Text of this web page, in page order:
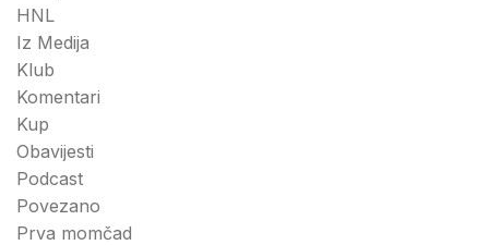
HNL
Iz Medija
Klub
Komentari
Kup
Obavijesti
Podcast
Povezano
Prva momčad